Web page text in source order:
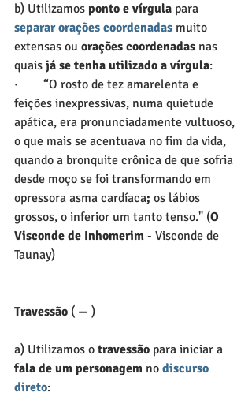
b) Utilizamos ponto e vírgula para
separar orações coordenadas muito
extensas ou orações coordenadas nas
quais já se tenha utilizado a vírgula:
·        “O rosto de tez amarelenta e
feições inexpressivas, numa quietude
apática, era pronunciadamente vultuoso,
o que mais se acentuava no fim da vida,
quando a bronquite crônica de que sofria
desde moço se foi transformando em
opressora asma cardíaca; os lábios
grossos, o inferior um tanto tenso." (O
Visconde de Inhomerim - Visconde de
Taunay)
Travessão ( — )
a) Utilizamos o travessão para iniciar a
fala de um personagem no discurso
direto: